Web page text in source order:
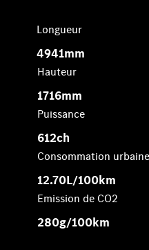
Longueur
4941mm
Hauteur
1716mm
Puissance
612ch
Consommation urbaine
12.70L/100km
Emission de CO2
280g/100km